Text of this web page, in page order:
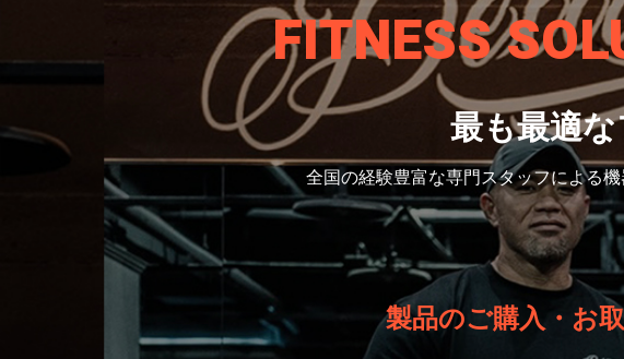
FITNESS
最も最適
全国の経験豊富な専門スタッフによる
製品のご購入・お